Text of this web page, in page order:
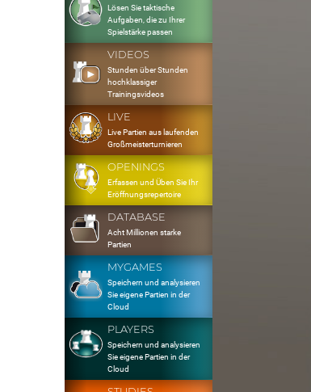
Lösen Sie taktische
Aufgaben, die zu Ihrer
Spielstärke passen
VIDEOS
Stunden über Stunden
hochklassiger
Trainingsvideos
LIVE
Live Partien aus laufenden
Großmeisterturnieren
OPENINGS
Erfassen und Üben Sie Ihr
Eröffnungsrepertoire
DATABASE
Acht Millionen starke
Partien
MYGAMES
Speichern und analysieren
Sie eigene Partien in der
Cloud
PLAYERS
Speichern und analysieren
Sie eigene Partien in der
Cloud